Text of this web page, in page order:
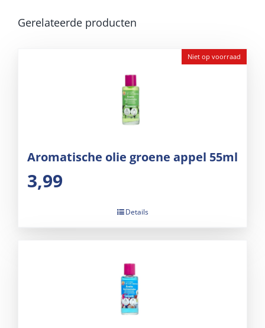
Gerelateerde producten
Niet op voorraad
Aromatische olie groene appel 55ml
3,99
Details